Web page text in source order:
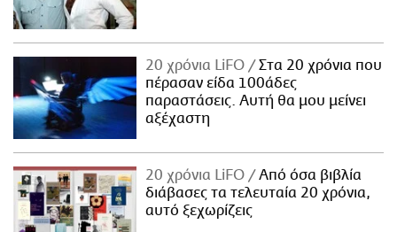
20 χρόνια LiFO
Στα 20 χρόνια που
πέρασαν είδα 100άδες
παραστάσεις. Αυτή θα μου μείνει
αξέχαστη
20 χρόνια LiFO
Από όσα βιβλία
διάβασες τα τελευταία 20 χρόνια,
αυτό ξεχωρίζεις